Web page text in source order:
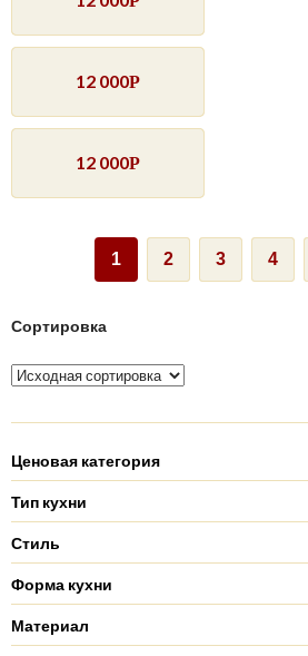
12 000Р
12 000Р
1 2 3 4
Сортировка
Ценовая категория
Тип кухни
Стиль
Форма кухни
Материал